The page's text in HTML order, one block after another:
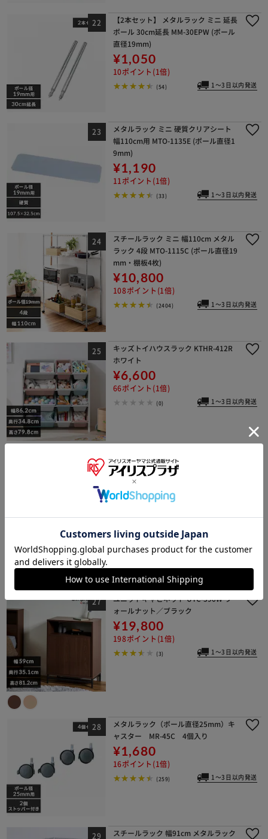
【2本セット】 メタルラック ミニ 延長
ポール 30cm延長 MM-30EPW (ポール
直径19mm)
¥1,050
10ポイント(1倍)
(54) 1～3日以内発送
メタルラック ミニ 硬質クリアシート
幅110cm用 MTO-1135E (ポール直径1
9mm)
¥1,190
11ポイント(1倍)
(33) 1～3日以内発送
スチールラック ミニ 幅110cm メタル
ラック 4段 MTO-1115C (ポール直径19
mm・棚板4枚)
¥10,800
108ポイント(1倍)
(2404) 1～3日以内発送
キッズトイハウスラック KTHR-412R
ホワイト
¥6,600
66ポイント(1倍)
(0) 1～3日以内発送
スチールワゴン キャスター付き 組立
簡単 折りたたみ可能 KKSW-3 取っ手
なし ホワイト
52ポイント(1倍)
(5) 1～3日以内発送
ユニットキャビネット UTC-590W ウ
ォールナット／ブラック
¥19,800
198ポイント(1倍)
(3) 1～3日以内発送
メタルラック（ポール直径25mm）キ
ャスター MR-45C 4個入り
¥1,680
16ポイント(1倍)
(259) 1～3日以内発送
スチールラック 幅91cm メタルラック